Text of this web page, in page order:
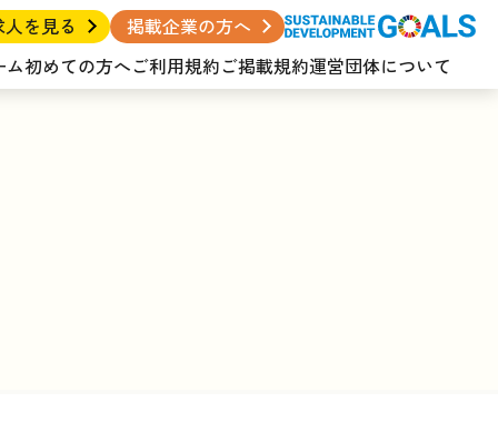
人を見る
掲載企業の方へ
ム初めての方へご利用規約ご掲載規約運営団体について